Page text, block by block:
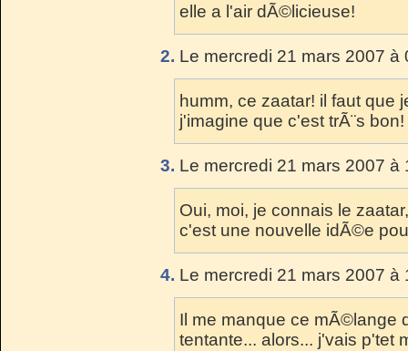
elle a l'air dÃ©licieuse!
2. Le mercredi 21 mars 2007
humm, ce zaatar! il faut que
j'imagine que c'est trÃ¨s bon!
3. Le mercredi 21 mars 2007
Oui, moi, je connais le
c'est une nouvelle idÃ©e
4. Le mercredi 21 mars 2007
Il me manque ce mÃ©lange
tentante... alors... j'vais p'tet